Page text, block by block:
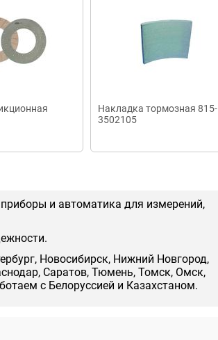
Накладка тормозная 815-
3502105
и автоматика для измерений,
Новосибирск, Нижний Новгород,
Саратов, Тюмень, Томск, Омск,
с Белоруссией и Казахстаном.